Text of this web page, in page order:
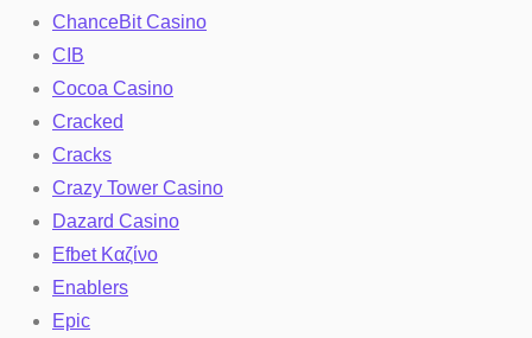
ChanceBit Casino
CIB
Cocoa Casino
Cracked
Cracks
Crazy Tower Сasino
Dazard Casino
Efbet Καζίνο
Enablers
Epic